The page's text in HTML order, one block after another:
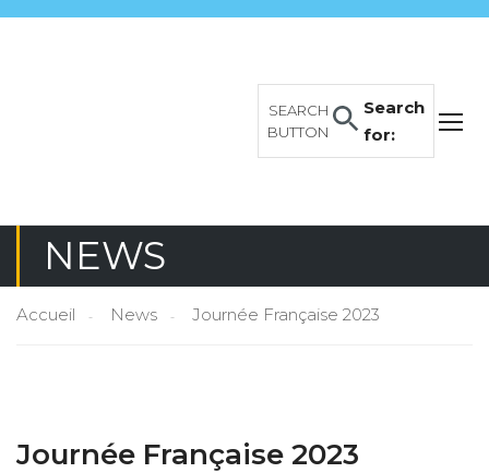
Search
for:
SEARCH
BUTTON
NEWS
Accueil News Journée Française 2023
Journée Française 2023